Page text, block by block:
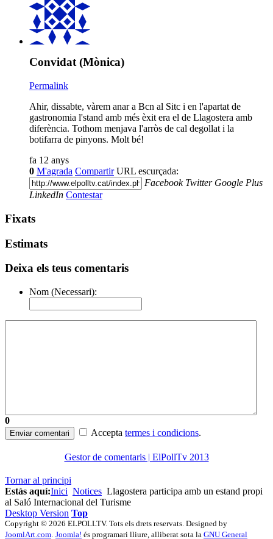
Convidat (Mònica)
Permalink
Ahir, dissabte, vàrem anar a Bcn al Sitc i en l'apartat de
gastronomia l'stand amb més èxit era el de Llagostera amb
diferència. Tothom menjava l'arròs de cal degollat i la
botifarra de pinyons. Molt bé!
fa 12 anys
0 M'agrada Compartir URL escurçada:
Facebook Twitter Google Plus
LinkedIn Contestar
Fixats
Estimats
Deixa els teus comentaris
Nom (Necessari):
0
Enviar comentari Accepta termes i condicions.
Gestor de comentaris | ElPollTv 2013
Tornar al principi
Estàs aquí:Inici Notices Llagostera participa amb un estand propi
al Saló Internacional del Turisme
Desktop Version Top
Copyright © 2026 ELPOLLTV. Tots els drets reservats. Designed by
JoomlArt.com. Joomla! és programari lliure, alliberat sota la GNU General